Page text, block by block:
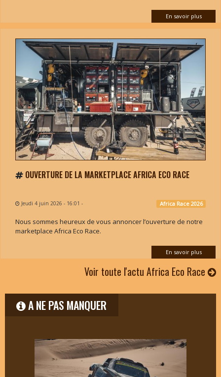
En savoir plus
OUVERTURE DE LA MARKETPLACE AFRICA ECO RACE
Jeudi 4 juin 2026 - 16:01 - Africa Race 2026
Nous sommes heureux de vous annoncer l’ouverture de notre
marketplace Africa Eco Race.
En savoir plus
Voir toute l'actu Africa Eco Race
A NE PAS MANQUER